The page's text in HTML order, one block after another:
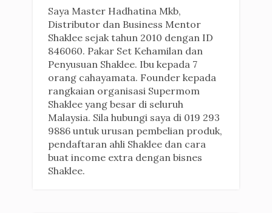
Saya Master Hadhatina Mkb,
Distributor dan Business Mentor
Shaklee sejak tahun 2010 dengan ID
846060. Pakar Set Kehamilan dan
Penyusuan Shaklee. Ibu kepada 7
orang cahayamata. Founder kepada
rangkaian organisasi Supermom
Shaklee yang besar di seluruh
Malaysia. Sila hubungi saya di 019 293
9886 untuk urusan pembelian produk,
pendaftaran ahli Shaklee dan cara
buat income extra dengan bisnes
Shaklee.